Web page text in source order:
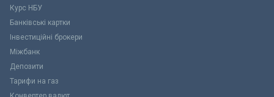
Курс НБУ
Банківські картки
Інвестиційні брокери
Міжбанк
Депозити
Тарифи на газ